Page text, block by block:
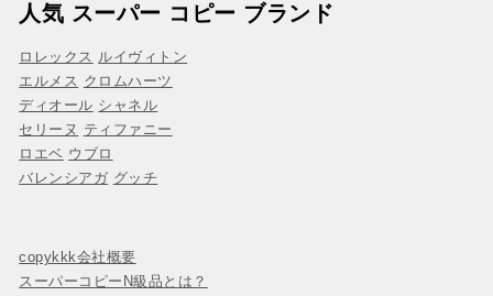
人気 スーパー コピー ブランド
ロレックス ルイヴィトン
エルメス クロムハーツ
ディオール シャネル
セリーヌ ティファニー
ロエベ ウブロ
バレンシアガ グッチ
copykkk会社概要
スーパーコピーN級品とは？